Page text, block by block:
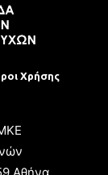
Χρήσης